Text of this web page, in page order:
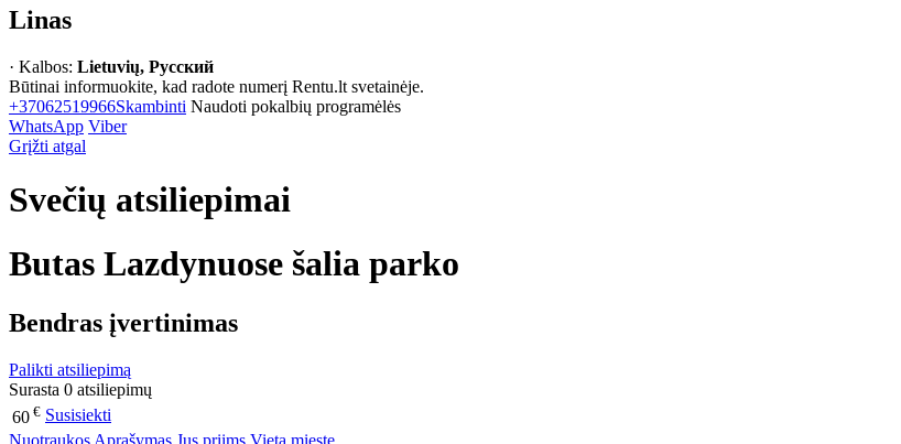
Linas
· Kalbos: Lietuvių, Русский
Būtinai informuokite, kad radote numerį Rentu.lt svetainėje.
+37062519966Skambinti Naudoti pokalbių programėlės
WhatsApp Viber
Grįžti atgal
Svečių atsiliepimai
Butas Lazdynuose šalia parko
Bendras įvertinimas
Palikti atsiliepimą
Surasta 0 atsiliepimų
60 € Susisiekti
Nuotraukos Aprašymas Jus priims Vieta mieste